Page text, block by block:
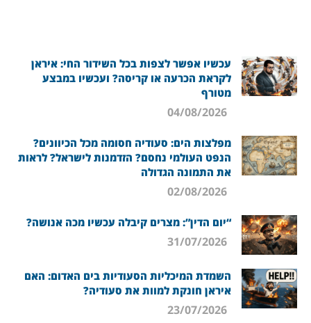
עכשיו אפשר לצפות בכל השידור החי: איראן
לקראת הכרעה או קריסה? ועכשיו במבצע
מטורף
מפלצות הים: סעודיה חסומה מכל הכיוונים?
הנפט העולמי נחסם? הזדמנות לישראל? לראות
את התמונה הגדולה
“יום הדין”: מצרים קיבלה עכשיו מכה אנושה?
השמדת המיכליות הסעודיות בים האדום: האם
איראן חונקת למוות את סעודיה?